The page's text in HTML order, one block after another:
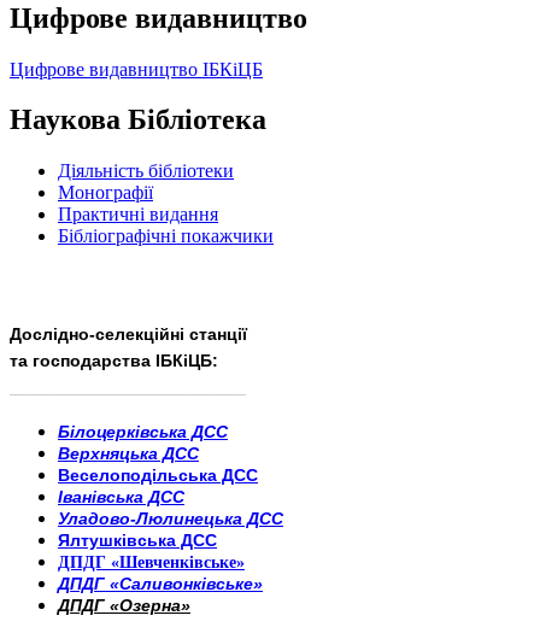
Цифрове видавництво
Цифрове видавництво ІБКіЦБ
Наукова Бібліотека
Діяльність бібліотеки
Монографії
Практичні видання
Бібліографічні покажчики
Дослідно-селекційні станції
та господарства ІБКіЦБ:
Білоцерківська ДСС
Верхняцька ДСС
Веселоподільська ДСС
Іванівська ДСС
Уладово-Люлинецька ДСС
Ялтушківська ДСС
ДПДГ «Шевченківське»
ДПДГ «Саливонківське»
ДПДГ «Озерна»